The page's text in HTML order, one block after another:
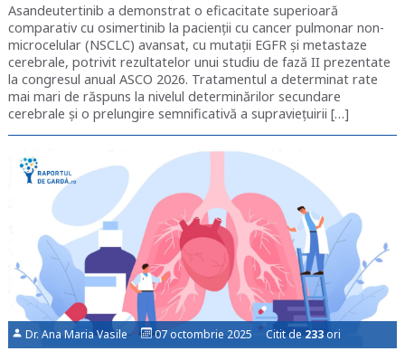
Asandeutertinib a demonstrat o eficacitate superioară
comparativ cu osimertinib la pacienții cu cancer pulmonar non-
microcelular (NSCLC) avansat, cu mutații EGFR și metastaze
cerebrale, potrivit rezultatelor unui studiu de fază II prezentate
la congresul anual ASCO 2026. Tratamentul a determinat rate
mai mari de răspuns la nivelul determinărilor secundare
cerebrale și o prelungire semnificativă a supraviețuirii […]
Dr. Ana Maria Vasile 07 octombrie 2025 Citit de 233ori